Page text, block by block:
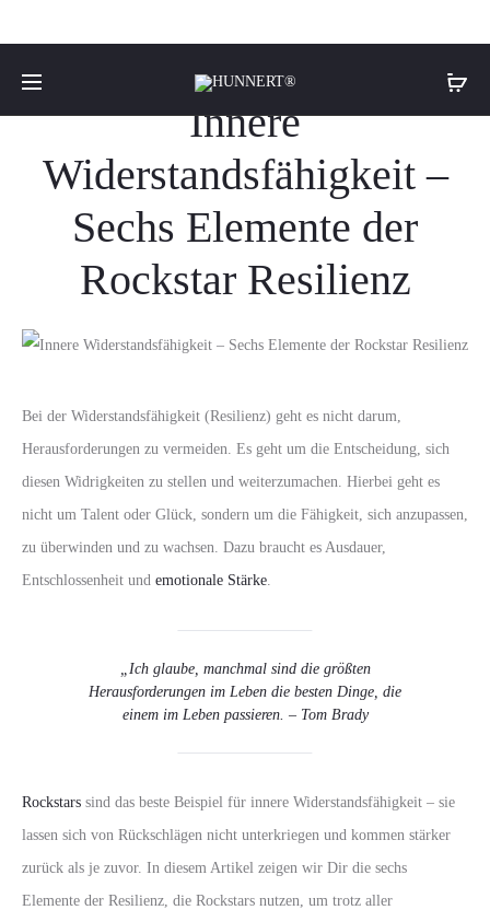
Innere
Widerstandsfähigkeit –
Sechs Elemente der
Rockstar Resilienz
Bei der Widerstandsfähigkeit (Resilienz) geht es nicht darum,
Herausforderungen zu vermeiden. Es geht um die Entscheidung, sich
diesen Widrigkeiten zu stellen und weiterzumachen. Hierbei geht es
nicht um Talent oder Glück, sondern um die Fähigkeit, sich anzupassen,
zu überwinden und zu wachsen. Dazu braucht es Ausdauer,
Entschlossenheit und emotionale Stärke
„Ich glaube, manchmal sind die größten
Herausforderungen im Leben die besten Dinge, die
einem im Leben passieren. – Tom Brady
Rockstars sind das beste Beispiel für innere Widerstandsfähigkeit – sie
lassen sich von Rückschlägen nicht unterkriegen und kommen stärker
zurück als je zuvor. In diesem Artikel zeigen wir Dir die sechs
Elemente der Resilienz, die Rockstars nutzen, um trotz aller